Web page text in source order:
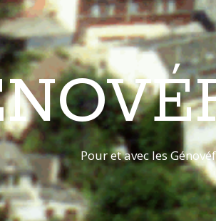
Pour et avec les